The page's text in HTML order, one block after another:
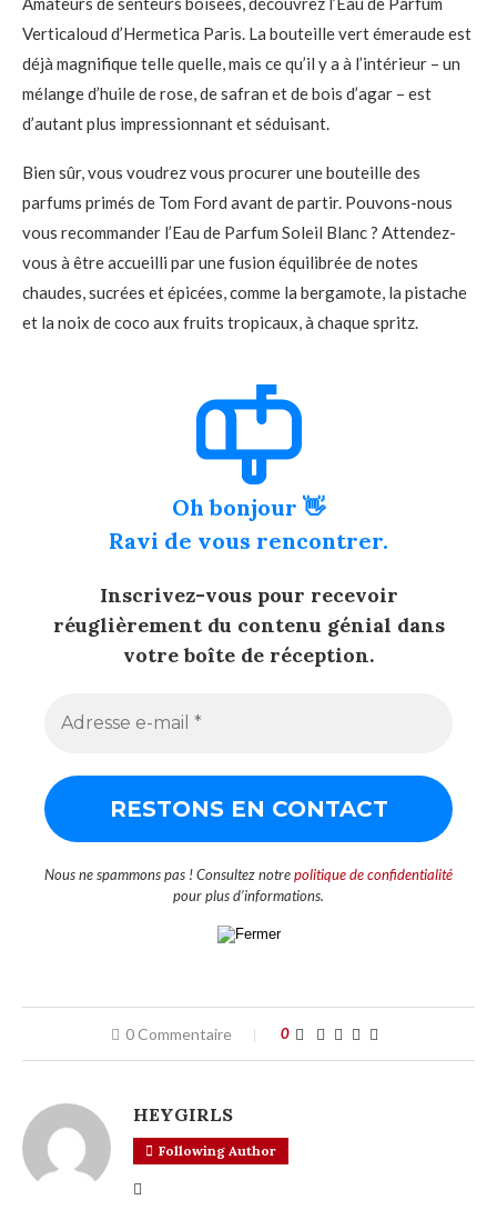
Verticaloud d’Hermetica Paris. La bouteille vert émeraude est
déjà magnifique telle quelle, mais ce qu’il y a à l’intérieur – un
mélange d’huile de rose, de safran et de bois d’agar – est
d’autant plus impressionnant et séduisant.
Bien sûr, vous voudrez vous procurer une bouteille des
parfums primés de Tom Ford avant de partir. Pouvons-nous
vous recommander l’Eau de Parfum Soleil Blanc ? Attendez-
vous à être accueilli par une fusion équilibrée de notes
chaudes, sucrées et épicées, comme la bergamote, la pistache
et la noix de coco aux fruits tropicaux, à chaque spritz.
Oh bonjour 👋
Ravi de vous rencontrer.
Inscrivez-vous pour recevoir
réuglièrement du contenu génial dans
votre boîte de réception.
Nous ne spammons pas ! Consultez notrepolitique de confidentialité
pour plus d’informations.
0 Commentaire 0
HEYGIRLS
Following Author